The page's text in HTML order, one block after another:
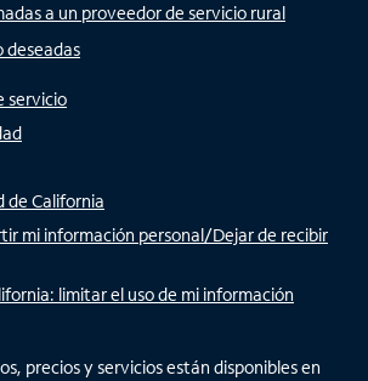
a un proveedor de servicio rural
deseadas
servicio
de California
mi información personal/Dejar de recibir
limitar el uso de mi información
precios y servicios están disponibles en